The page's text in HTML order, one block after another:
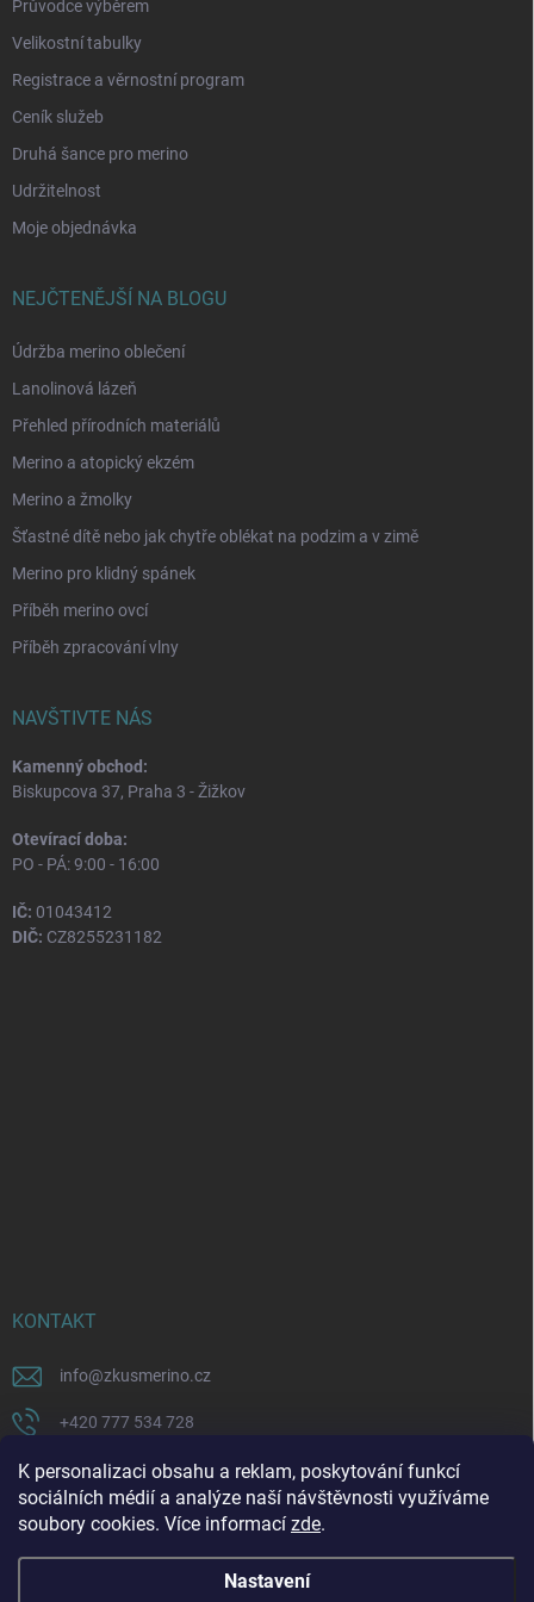
K personalizaci obsahu a reklam, poskytování funkcí
sociálních médií a analýze naší návštěvnosti využíváme
soubory cookies. Více informací zde.
Nastavení
Průvodce výběrem
Velikostní tabulky
Registrace a věrnostní program
Ceník služeb
Druhá šance pro merino
Udržitelnost
Moje objednávka
NEJČTENĚJŠÍ NA BLOGU
Údržba merino oblečení
Lanolinová lázeň
Přehled přírodních materiálů
Merino a atopický ekzém
Merino a žmolky
Šťastné dítě nebo jak chytře oblékat na podzim a v zimě
Merino pro klidný spánek
Příběh merino ovcí
Příběh zpracování vlny
NAVŠTIVTE NÁS
Kamenný obchod:
Biskupcova 37, Praha 3 - Žižkov
Otevírací doba:
PO - PÁ: 9:00 - 16:00
IČ: 01043412
DIČ: CZ8255231182
KONTAKT
info@zkusmerino.cz
+420 777 534 728
https://www.facebook.com/zkusmerino/
zkusmerino.cz